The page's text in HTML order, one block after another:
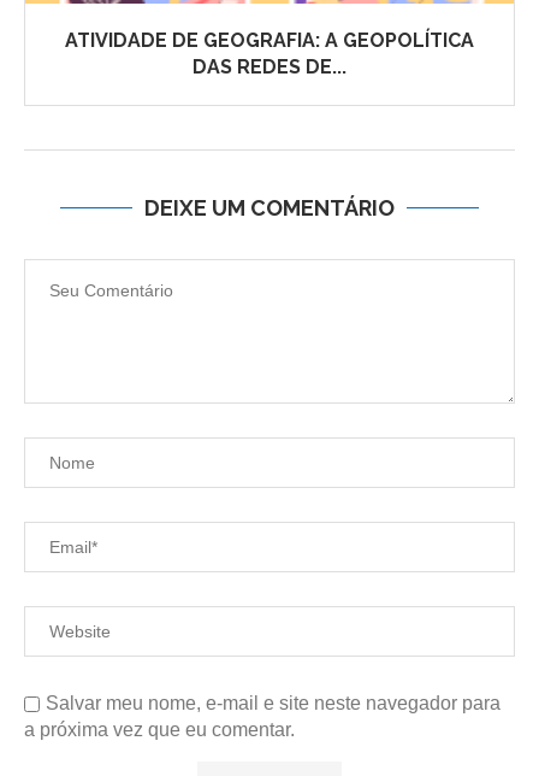
ATIVIDADE DE GEOGRAFIA: A GEOPOLÍTICA
DAS REDES DE...
DEIXE UM COMENTÁRIO
Salvar meu nome, e-mail e site neste navegador para
a próxima vez que eu comentar.